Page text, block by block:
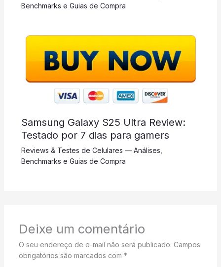
Benchmarks e Guias de Compra
Samsung Galaxy S25 Ultra Review:
Testado por 7 dias para gamers
Reviews & Testes de Celulares — Análises,
Benchmarks e Guias de Compra
Deixe um comentário
O seu endereço de e-mail não será publicado. Campos
obrigatórios são marcados com *